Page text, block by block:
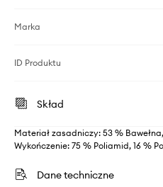
Marka
ID Produktu
Skład
Materiał zasadniczy: 53 %
Wykończenie: 75 % Poliamid, 16 %
Dane techniczne